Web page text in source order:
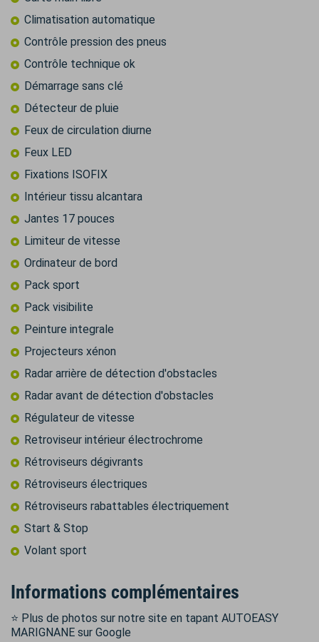
Climatisation automatique
Contrôle pression des pneus
Contrôle technique ok
Démarrage sans clé
Détecteur de pluie
Feux de circulation diurne
Feux LED
Fixations ISOFIX
Intérieur tissu alcantara
Jantes 17 pouces
Limiteur de vitesse
Ordinateur de bord
Pack sport
Pack visibilite
Peinture integrale
Projecteurs xénon
Radar arrière de détection d'obstacles
Radar avant de détection d'obstacles
Régulateur de vitesse
Retroviseur intérieur électrochrome
Rétroviseurs dégivrants
Rétroviseurs électriques
Rétroviseurs rabattables électriquement
Start & Stop
Volant sport
Informations complémentaires
⭐ Plus de photos sur notre site en tapant AUTOEASY
MARIGNANE sur Google